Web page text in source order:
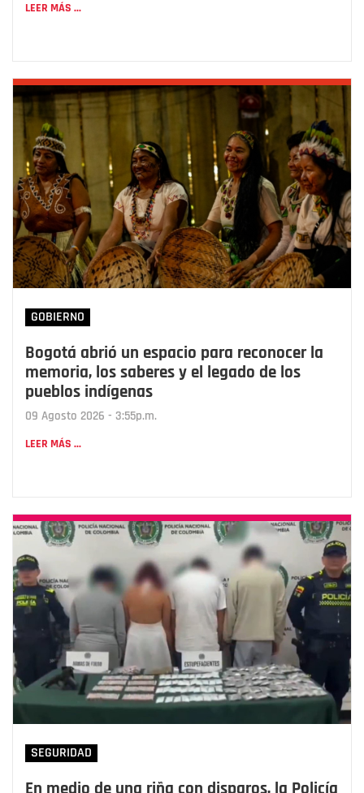
LEER MÁS ...
GOBIERNO
Bogotá abrió un espacio para reconocer la
memoria, los saberes y el legado de los
pueblos indígenas
09 Agosto 2026 - 3:55p.m.
LEER MÁS ...
SEGURIDAD
En medio de una riña con disparos, la Policía